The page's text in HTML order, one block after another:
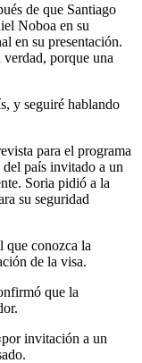
de que Santiago
Noboa en su
en su presentación.
porque una
y seguiré hablando
para el programa
país invitado a un
Soria pidió a la
su seguridad
que conozca la
de la visa.
que la
invitación a un